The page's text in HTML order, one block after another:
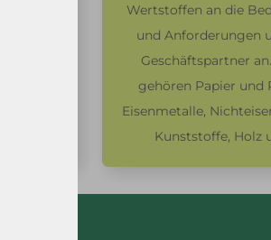
Wertstoffen an die
und Anforderungen
Geschäftspartner
gehören Papier und
Eisenmetalle,
Kunststoffe, Holz